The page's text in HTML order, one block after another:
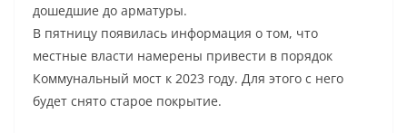
дошедшие до арматуры.
В пятницу появилась информация о том, что
местные власти намерены привести в порядок
Коммунальный мост к 2023 году. Для этого с него
будет снято старое покрытие.